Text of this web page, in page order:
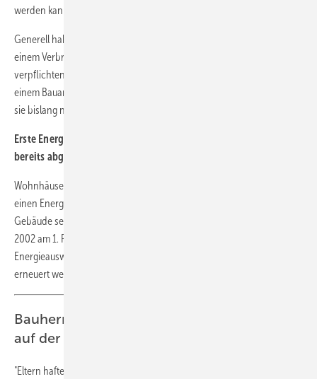
werden kann, lassen sich exakter aufzeigen.
Generell haben Eigentümer die Wahl zwischen einem Bedarfs- und
einem Verbrauchsausweis. Einzige Ausnahme: Ein Bedarfsausweis ist
verpflichtend für Bestandsgebäude mit bis zu vier Wohnungen und
einem Bauantrag, der vor dem 1. November 1977 gestellt wurde, wenn
sie bislang nicht energetisch saniert worden sind.
Erste Energieausweise für ältere Wohnhäuser und Neubauten
bereits abgelaufen
Wohnhäuser mit einem Baujahr bis 1965 brauchen seit Juli 2008
einen Energieausweis, Neubauten oder umfassend modernisierte
Gebäude seit Inkrafttreten der Energieeinsparverordnung (EnEV)
2002 am 1. Februar 2002. In diesen Fällen liefen die ersten
Energieausweise entsprechend früher ab und mussten bereits
erneuert werden.
Bauherren haften grundsätzlich für Unfälle
auf der Baustelle
"Eltern haften für ihre Kinder" heißt es des Öfteren auf Schildern an